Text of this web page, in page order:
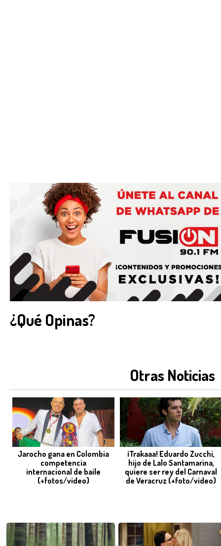
¿Qué Opinas?
Otras Noticias
Jarocho gana en Colombia
competencia
internacional de baile
(+fotos/video)
¡Trakaaa! Eduardo Zucchi,
hijo de Lalo Santamarina,
quiere ser rey del Carnaval
de Veracruz (+foto/video)